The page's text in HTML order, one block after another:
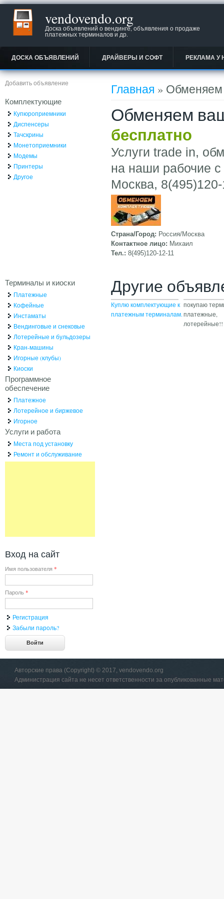
vendovendo.org
Доска объявлений о вендинге, объявления о продаже
платежных терминалов и др.
ДОСКА ОБЪЯВЛЕНИЙ ДРАЙВЕРЫ И СОФТ РЕКЛАМА У
Вы здесь
Главная »
Обменяем
бесплатно
Услуги trade in,
на наши рабочие
Москва,
Страна/Город: Россия/Москва
Контактное лицо: Михаил
Тел.: 8(495)120-12-11
Другие
Куплю комплектующие к
платежным терминалам.
покупаю
платежные,
лотерейные!!
Добавить объявление
Комплектующие
Купюроприемники
Диспенсеры
Тачскрины
Монетоприемники
Модемы
Принтеры
Другое
Терминалы и киоски
Платежные
Кофейные
Инстаматы
Вендинговые и снековые
Лотерейные и бульдозеры
Кран-машины
Игорные (клубы)
Киоски
Программное
обеспечение
Платежное
Лотерейное и биржевое
Игорное
Услуги и работа
Места под установку
Ремонт и обслуживание
Вход на сайт
Имя пользователя *
Пароль *
Регистрация
Забыли пароль?
Авторские права (Copyright) © 2017, vendovendo.org
Администрация сайта не несет ответственности за опубликованные